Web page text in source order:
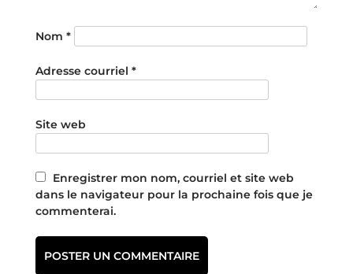
Nom *
Adresse courriel *
Site web
Enregistrer mon nom, courriel et site web
dans le navigateur pour la prochaine fois que je
commenterai.